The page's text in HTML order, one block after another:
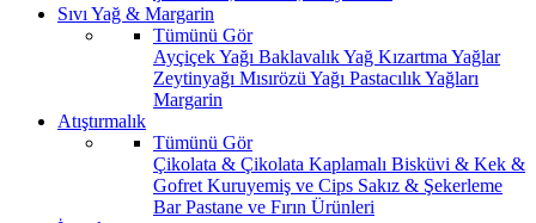
Sıvı Yağ & Margarin
Tümünü Gör
Ayçiçek Yağı Baklavalık Yağ Kızartma Yağlar
Zeytinyağı Mısırözü Yağı Pastacılık Yağları
Margarin
Atıştırmalık
Tümünü Gör
Çikolata & Çikolata Kaplamalı Bisküvi & Kek &
Gofret Kuruyemiş ve Cips Sakız & Şekerleme
BarPastane ve Fırın Ürünleri